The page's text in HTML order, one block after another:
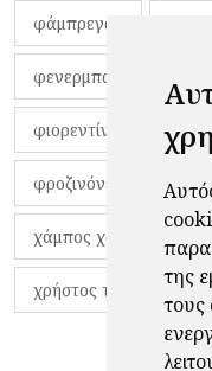
της
τους
φάμπρεγας
φενερμπαχτσέ
φιορεντίνα
φροζινόνε
χάμπος χαραλάμπους
χρήστος τζόλης